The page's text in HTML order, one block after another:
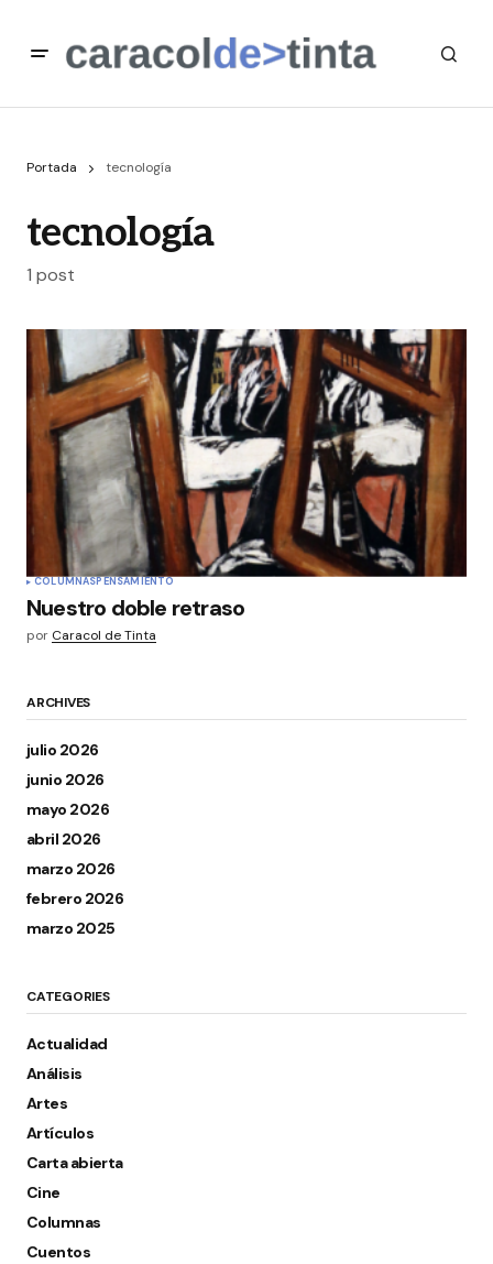
Portada tecnología
tecnología
1 post
COLUMNASPENSAMIENTO
Nuestro doble retraso
por Caracol de Tinta
ARCHIVES
julio 2026
junio 2026
mayo 2026
abril 2026
marzo 2026
febrero 2026
marzo 2025
CATEGORIES
Actualidad
Análisis
Artes
Artículos
Carta abierta
Cine
Columnas
Cuentos